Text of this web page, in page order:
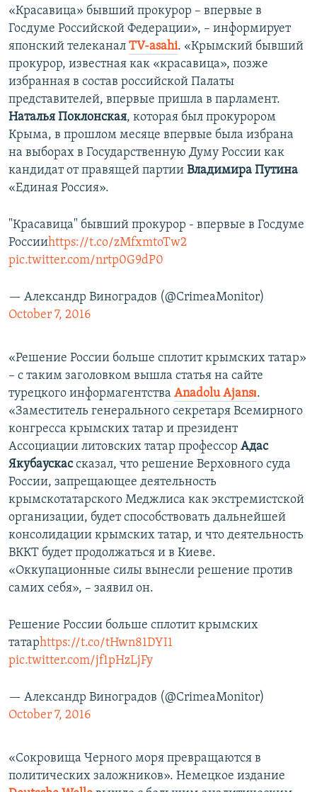
«Красавица» бывший прокурор – впервые в
Госдуме Российской Федерации», – информирует
японский телеканал TV-asahi. «Крымский бывший
прокурор, известная как «красавица», позже
избранная в состав российской Палаты
представителей, впервые пришла в парламент.
Наталья Поклонская, которая был прокурором
Крыма, в прошлом месяце впервые была избрана
на выборах в Государственную Думу России как
кандидат от правящей партии Владимира Путина
«Единая Россия».
"Красавица" бывший прокурор - впервые в Госдуме
Россииhttps://t.co/zMfxmtoTw2
pic.twitter.com/nrtp0G9dP0
— Александр Виноградов (@CrimeaMonitor)
October 7, 2016
«Решение России больше сплотит крымских татар»
– с таким заголовком вышла статья на сайте
турецкого информагентства Anadolu Ajansı.
«Заместитель генерального секретаря Всемирного
конгресса крымских татар и президент
Ассоциации литовских татар профессор Адас
Якубаускассказал, что решение Верховного суда
России, запрещающее деятельность
крымскотатарского Меджлиса как экстремистской
организации, будет способствовать дальнейшей
консолидации крымских татар, и что деятельность
ВККТ будет продолжаться и в Киеве.
«Оккупационные силы вынесли решение против
самих себя», – заявил он.
Решение России больше сплотит крымских
татарhttps://t.co/tHwn81DYI1
pic.twitter.com/jf1pHzLjFy
— Александр Виноградов (@CrimeaMonitor)
October 7, 2016
«Сокровища Черного моря превращаются в
политических заложников». Немецкое издание